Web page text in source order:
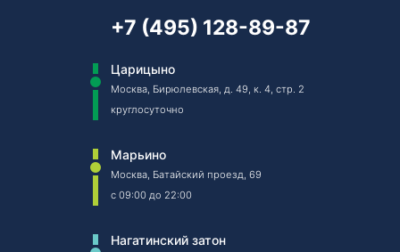
+7 (495) 128-89-87
Царицыно
Москва, Бирюлевская, д. 49, к. 4, стр. 2
круглосуточно
Марьино
Москва, Батайский проезд, 69
c 09:00 до 22:00
Нагатинский затон